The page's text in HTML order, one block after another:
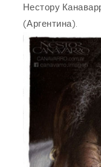
Нестору
(Аргентина).